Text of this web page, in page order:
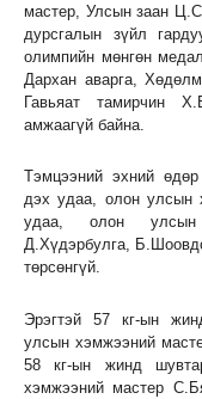
мастер, Улсын заан
дурсгалын зүйл
олимпийн мөнгөн
Дархан аварга,
Гавьяат тамирчин
амжаагүй байна.
Тэмцээний эхний
дэх удаа, олон улсын
удаа, олон улсын
Д.Хүдэрбулга,
төрсөнгүй.
Эрэгтэй 57 кг-ын
улсын хэмжээний
58 кг-ын жинд
хэмжээний мастер